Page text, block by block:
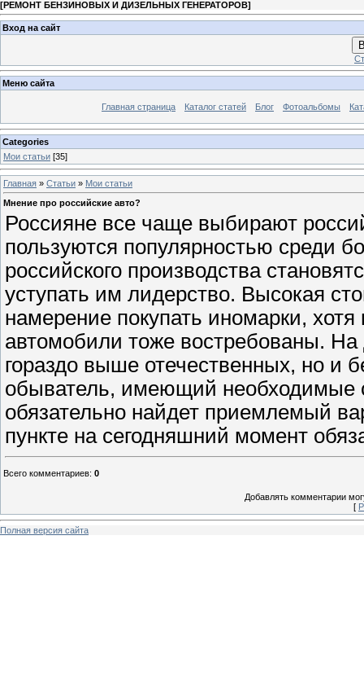
[РЕМОНТ БЕНЗИНОВЫХ И ДИЗЕЛЬНЫХ ГЕНЕРАТОРОВ]
Вход на сайт
Меню сайта
Главная страница Каталог статей Блог Фотоальбомы
Categories
Мои статьи [35]
Главная » Статьи » Мои статьи
Мнение про российские авто?
Россияне все чаще выбирают
пользуются популярностью среди
российского производства
уступать им лидерство. Высокая
намерение покупать иномарки,
автомобили тоже востребованы.
гораздо выше отечественных, но и
обыватель, имеющий необходимые
обязательно найдет приемлемый
пункте на сегодняшний момент
Всего комментариев: 0
Добавлять комментарии
[
Полная версия сайта